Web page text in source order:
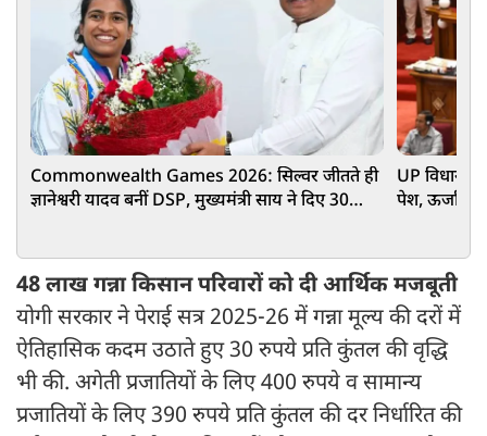
Commonwealth Games 2026: सिल्वर जीतते ही
ज्ञानेश्वरी यादव बनीं DSP, मुख्यमंत्री साय ने दिए 30
UP
पेश, ऊर्जा-
48 लाख गन्ना किसान परिवारों को दी आर्थिक मजबूती
योगी सरकार ने पेराई सत्र 2025-26 में गन्ना मूल्य की दरों में
ऐतिहासिक कदम उठाते हुए 30 रुपये प्रति कुंतल की वृद्धि
भी की. अगेती प्रजातियों के लिए 400 रुपये व सामान्य
प्रजातियों के लिए 390 रुपये प्रति कुंतल की दर निर्धारित की